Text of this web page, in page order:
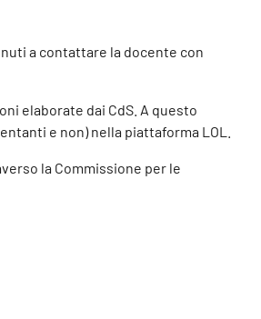
a contattare la docente con
elaborate dai CdS. A questo
e non) nella piattaforma LOL.
la Commissione per le